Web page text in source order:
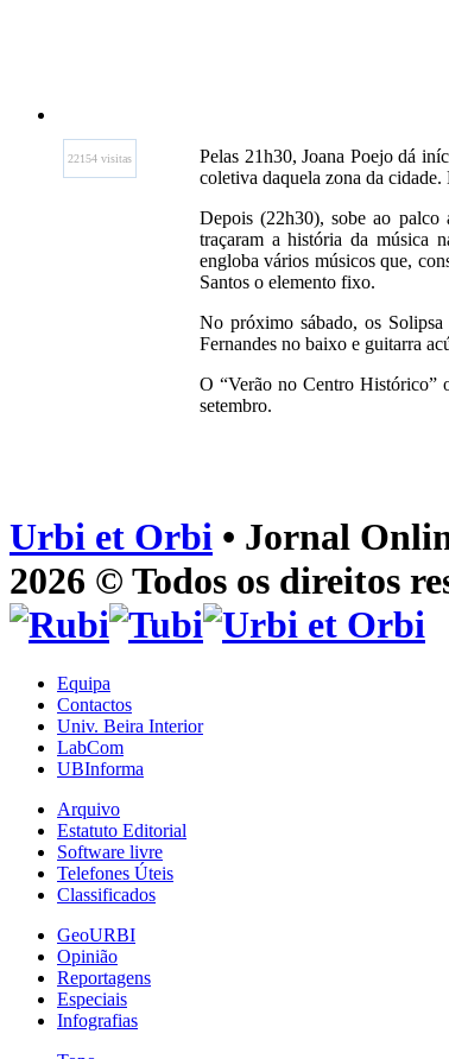
22154 visitas
Pelas 21h30, Joana Poejo dá
coletiva daquela zona da
Depois (22h30), sobe ao palco
traçaram a história da música
engloba vários músicos que,
Santos o elemento fixo.
No próximo sábado, os
Fernandes no baixo e guitarra
O “Verão no Centro Histórico”
setembro.
Urbi et Orbi • Jornal
2026 © Todos os direitos
Equipa
Contactos
Univ. Beira Interior
LabCom
UBInforma
Arquivo
Estatuto Editorial
Software livre
Telefones Úteis
Classificados
GeoURBI
Opinião
Reportagens
Especiais
Infografias